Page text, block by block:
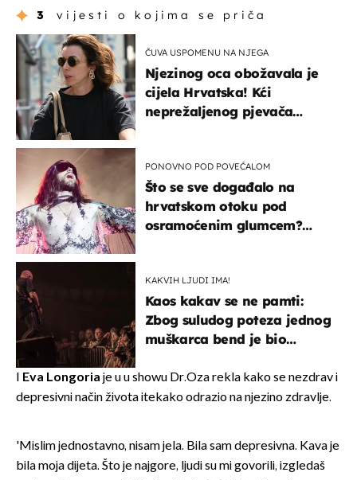
3 vijesti o kojima se priča
ČUVA USPOMENU NA NJEGA
Njezinog oca obožavala je
cijela Hrvatska! Kći
neprežaljenog pjevača
PONOVNO POD POVEĆALOM
Što se sve događalo na
hrvatskom otoku pod
osramoćenim glumcem?
KAKVIH LJUDI IMA!
Kaos kakav se ne pamti:
Zbog suludog poteza jednog
muškarca bend je bio
I Eva Longoria je u u showu Dr.Oza rekla kako se nezdrav i
depresivni način života itekako odrazio na njezino zdravlje.
'Mislim jednostavno, nisam jela. Bila sam depresivna. Kava je
bila moja dijeta. Što je najgore, ljudi su mi govorili, izgledaš